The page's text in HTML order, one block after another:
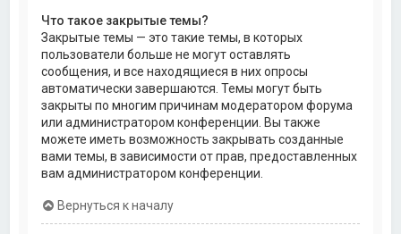
Что такое закрытые темы?
Закрытые темы — это такие темы, в которых
пользователи больше не могут оставлять
сообщения, и все находящиеся в них опросы
автоматически завершаются. Темы могут быть
закрыты по многим причинам модератором форума
или администратором конференции. Вы также
можете иметь возможность закрывать созданные
вами темы, в зависимости от прав, предоставленных
вам администратором конференции.
Вернуться к началу